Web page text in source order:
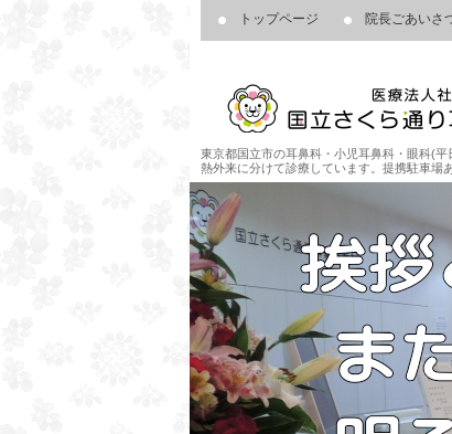
東京都国立市の耳鼻科・小児耳鼻科・眼科(
熱外来に分けて診療しています。提携駐車場
トップページ 院長ごあいさ